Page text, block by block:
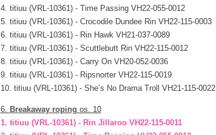
4. titiuu (VRL-10361) - Time Passing VH22-055-0012
5. titiuu (VRL-10361) - Crocodile Dundee Rin VH22-115-0003
6. titiuu (VRL-10361) - Rin Hawk VH21-037-0089
7. titiuu (VRL-10361) - Scuttlebutt Rin VH22-115-0012
8. titiuu (VRL-10361) - Carry On VH20-052-0036
9. titiuu (VRL-10361) - Ripsnorter VH22-115-0019
10. titiuu (VRL-10361) - She’s No Drama Troll VH21-115-0022
6. Breakaway roping os. 10
1. titiuu (VRL-10361) - Rin Jillaroo VH22-115-0011